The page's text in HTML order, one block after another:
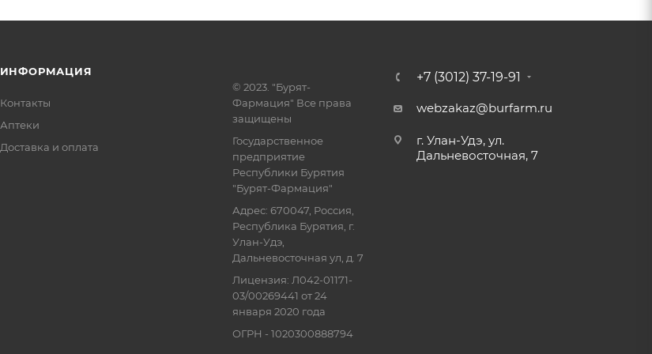
ИНФОРМАЦИЯ
Контакты
Аптеки
Доставка и оплата
© 2023. "Бурят-
Фармация" Все права
защищены
Государственное
предприятие
Республики Бурятия
"Бурят-Фармация"
Адрес: 670047, Россия,
Республика Бурятия, г.
Улан-Удэ,
Дальневосточная ул, д. 7
Лицензия: Л042-01171-
03/00269441 от 24
января 2020 года
ОГРН - 1020300888794
+7 (3012) 37-19-91
webzakaz@burfarm.ru
г. Улан-Удэ, ул.
Дальневосточная, 7